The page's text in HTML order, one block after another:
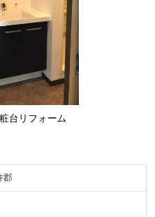
台リフォーム
郡